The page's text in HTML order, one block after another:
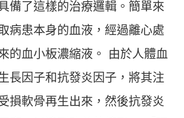
備了這樣的治療邏輯。簡單來
病患本身的血液，經過離心處
的血小板濃縮液。 由於人體血
長因子和抗發炎因子，將其注
損軟骨再生出來，然後抗發炎